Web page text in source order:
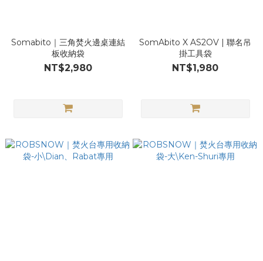
Somabito｜三角焚火邊桌連結
板收納袋
NT$2,980
SomAbito X AS2OV | 聯名吊
掛工具袋
NT$1,980